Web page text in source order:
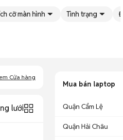
cỡ màn hình Tình trạng
Cửa hàng
lưới
Mua bán laptop
Quận Cẩm Lệ
Quận Hải Châu